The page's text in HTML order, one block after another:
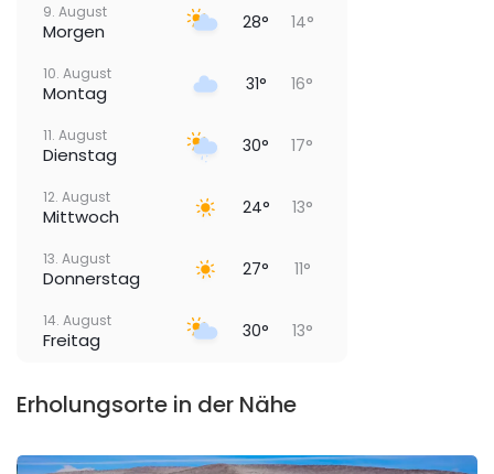
9. August
Morgen 28° 14°
10. August
Montag 31° 16°
11. August
Dienstag 30° 17°
12. August
Mittwoch 24° 13°
13. August
Donnerstag 27° 11°
14. August
Freitag 30° 13°
Erholungsorte in der Nähe